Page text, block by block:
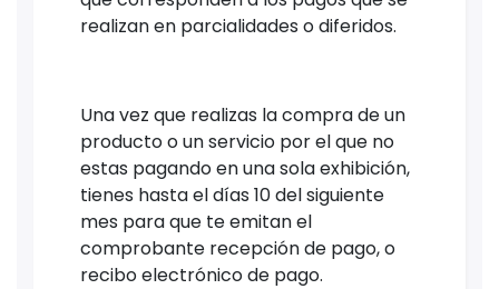
realizan en parcialidades o diferidos.
Una vez que realizas la compra de un
producto o un servicio por el que no
estas pagando en una sola exhibición,
tienes hasta el días 10 del siguiente
mes para que te emitan el
comprobante recepción de pago, o
recibo electrónico de pago.